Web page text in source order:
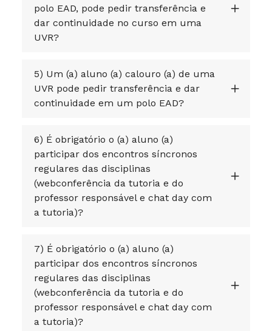
polo EAD, pode pedir transferência e
dar continuidade no curso em uma
UVR?
5) Um (a) aluno (a) calouro (a) de uma
UVR pode pedir transferência e dar
continuidade em um polo EAD?
6) É obrigatório o (a) aluno (a)
participar dos encontros síncronos
regulares das disciplinas
(webconferência da tutoria e do
professor responsável e chat day com
a tutoria)?
7) É obrigatório o (a) aluno (a)
participar dos encontros síncronos
regulares das disciplinas
(webconferência da tutoria e do
professor responsável e chat day com
a tutoria)?